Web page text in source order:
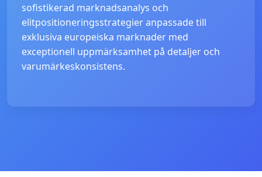
sofistikerad marknadsanalys och
elitpositioneringsstrategier anpassade till
exklusiva europeiska marknader med
exceptionell uppmärksamhet på detaljer och
varumärkeskonsistens.